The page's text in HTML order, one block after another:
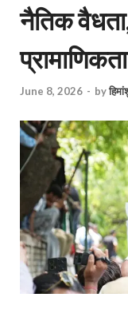
नैतिक
June 8, 2026 - by